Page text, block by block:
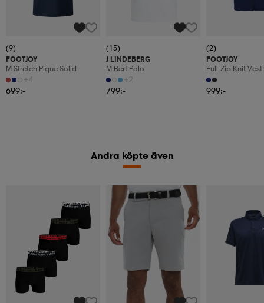
(9)
FOOTJOY
M Stretch Pique Solid
+4
699:-
(15)
J LINDEBERG
M Bert Polo
+2
799:-
(2)
FOOTJOY
Full-Zip Knit Vest
999:-
Andra köpte även